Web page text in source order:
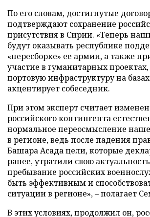
По его словам, достигнутые
подтверждают сохранение
присутствия в Сирии. «Теперь
будут оказывать республике
«пересборке» ее армии, а также
участие в гуманитарных проектах,
портовую инфраструктуру на
акцентирует собеседник.
При этом эксперт считает
российского контингента
нормальное переосмысление
в регионе, ведь после падения
Башара Асада цели, которые
ранее, утратили свою
пребывание российских
быть эффективным и
ситуации в регионе», – полагает
В этих условиях, продолжил он,